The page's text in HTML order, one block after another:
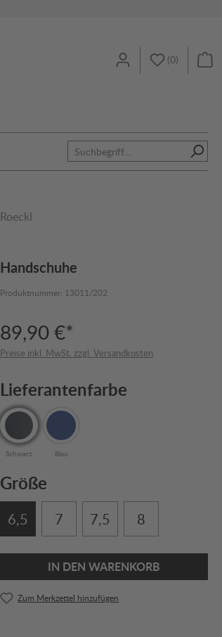
(0)
Roeckl
Handschuhe
Produktnummer: 13011/202
89,90 €*
Preise inkl. MwSt. zzgl. Versandkosten
Lieferantenfarbe
Schwarz Blau
Größe
6,5 7 7,5 8
IN DEN WARENKORB
Zum Merkzettel hinzufügen